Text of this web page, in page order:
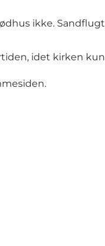
ikke.
idet kirken
.